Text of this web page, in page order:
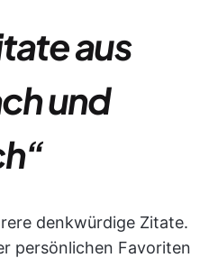
aus
und
denkwürdige Zitate.
persönlichen Favoriten